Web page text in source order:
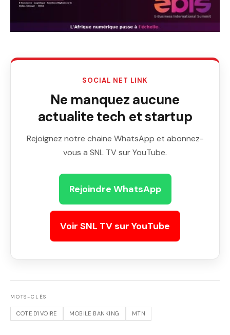
SOCIAL NET LINK
Ne manquez aucune
actualite tech et startup
Rejoignez notre chaine WhatsApp et abonnez-
vous a SNL TV sur YouTube.
Rejoindre WhatsApp
Voir SNL TV sur YouTube
MOTS-CLÉS
COTE D'IVOIRE MOBILE BANKING MTN